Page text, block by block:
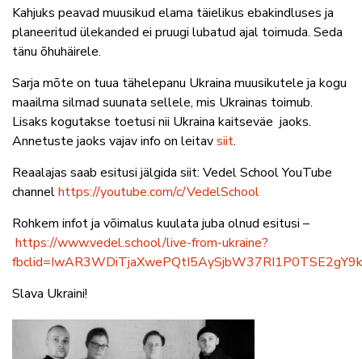
Kahjuks peavad muusikud elama täielikus ebakindluses ja
planeeritud ülekanded ei pruugi lubatud ajal toimuda. Seda
tänu õhuhäirele.
Sarja mõte on tuua tähelepanu Ukraina muusikutele ja kogu
maailma silmad suunata sellele, mis Ukrainas toimub.
Lisaks kogutakse toetusi nii Ukraina kaitseväe jaoks.
Annetuste jaoks vajav info on leitavsiit.
Reaalajas saab esitusi jälgida siit: Vedel School YouTube
channelhttps://youtube.com/c/VedelSchool
Rohkem infot ja võimalus kuulata juba olnud esitusi –
https://www.vedel.school/live-from-ukraine?
Slava Ukraini!